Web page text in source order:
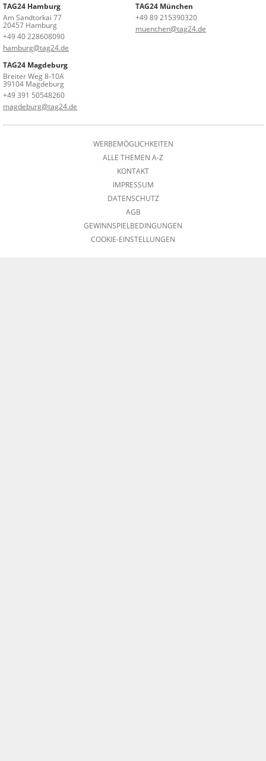
TAG24 Hamburg
Am Sandtorkai 77
20457 Hamburg
+49 40 228608090
hamburg@tag24.de
TAG24 München
+49 89 215390320
muenchen@tag24.de
TAG24 Magdeburg
Breiter Weg 8-10A
39104 Magdeburg
+49 391 50548260
magdeburg@tag24.de
WERBEMÖGLICHKEITEN
ALLE THEMEN A-Z
KONTAKT
IMPRESSUM
DATENSCHUTZ
AGB
GEWINNSPIELBEDINGUNGEN
COOKIE-EINSTELLUNGEN